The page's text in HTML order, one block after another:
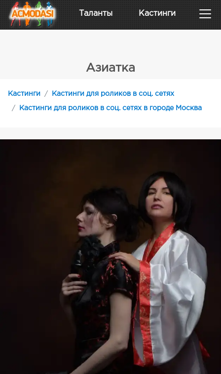
Таланты Кастинги
Азиатка
Кастинги Кастинги для роликов в соц. сетях
Кастинги для роликов в соц. сетях в городе Москва